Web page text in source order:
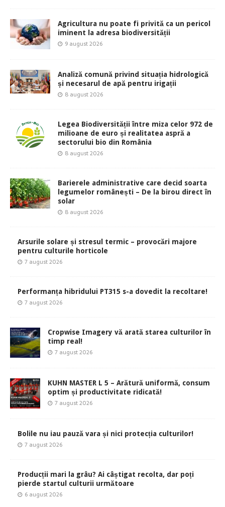
Agricultura nu poate fi privită ca un pericol
iminent la adresa biodiversității
9 august 2026
Analiză comună privind situația hidrologică
și necesarul de apă pentru irigații
8 august 2026
Legea Biodiversității între miza celor 972 de
milioane de euro și realitatea aspră a
sectorului bio din România
8 august 2026
Barierele administrative care decid soarta
legumelor românești – De la birou direct în
solar
8 august 2026
Arsurile solare și stresul termic – provocări majore
pentru culturile horticole
7 august 2026
Performanța hibridului PT315 s-a dovedit la recoltare!
7 august 2026
Cropwise Imagery vă arată starea culturilor în
timp real!
7 august 2026
KUHN MASTER L 5 – Arătură uniformă, consum
optim și productivitate ridicată!
7 august 2026
Bolile nu iau pauză vara și nici protecția culturilor!
7 august 2026
Producții mari la grâu? Ai câștigat recolta, dar poți
pierde startul culturii următoare
6 august 2026